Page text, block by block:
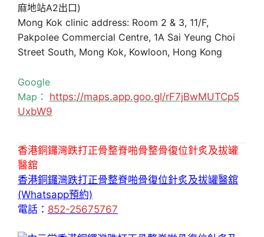
麻地站A2出口)
Mong Kok clinic address: Room 2 & 3, 11/F,
Pakpolee Commercial Centre, 1A Sai Yeung Choi
Street South, Mong Kok, Kowloon, Hong Kong
Google
Map： https://maps.app.goo.gl/rF7jBwMUTCp5
UxbW9
香港銅鑼灣跌打正骨整脊啪骨整骨復位針炙及拔罐
醫舘
香港銅鑼灣跌打正骨整脊啪骨復位針炙及拔罐醫舘
(Whatsapp預約)
電話： 852-25675767